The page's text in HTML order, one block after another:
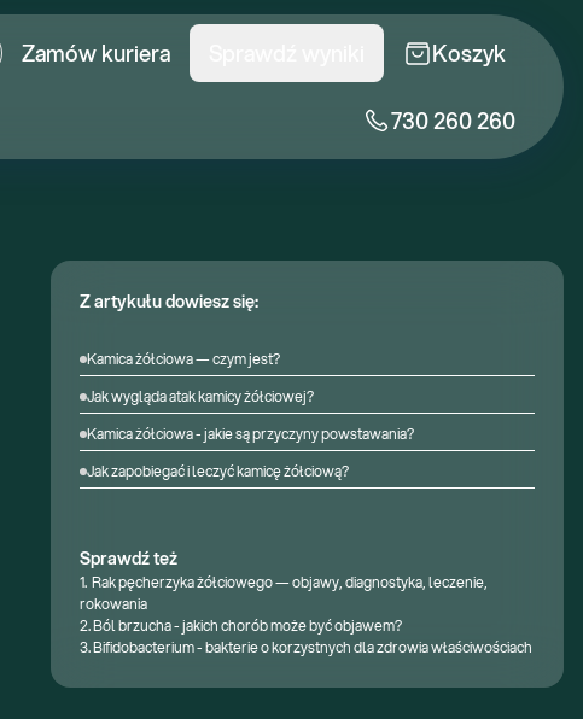
Zamów kuriera Koszyk
730 260 260
Z artykułu dowiesz się:
Kamica żółciowa — czym jest?
Jak wygląda atak kamicy żółciowej?
Kamica żółciowa - jakie są przyczyny powstawania?
Jak zapobiegać i leczyć kamicę żółciową?
Sprawdź też
1. Rak pęcherzyka żółciowego — objawy, diagnostyka, leczenie,
rokowania
2.Ból brzucha - jakich chorób może być objawem?
3.Bifidobacterium - bakterie o korzystnych dla zdrowia właściwościach